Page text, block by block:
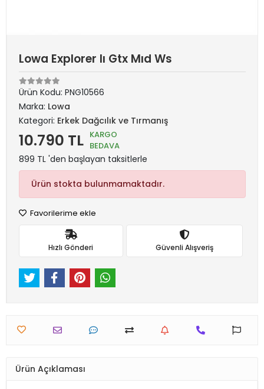
Lowa Explorer Iı Gtx Mıd Ws
Ürün Kodu: PNG10566
Marka: Lowa
Kategori: Erkek Dağcılık ve Tırmanış
10.790 TL KARGO
BEDAVA
899 TL 'den başlayan taksitlerle
Ürün stokta bulunmamaktadır.
Favorilerime ekle
Hızlı Gönderi Güvenli Alışveriş
Ürün Açıklaması